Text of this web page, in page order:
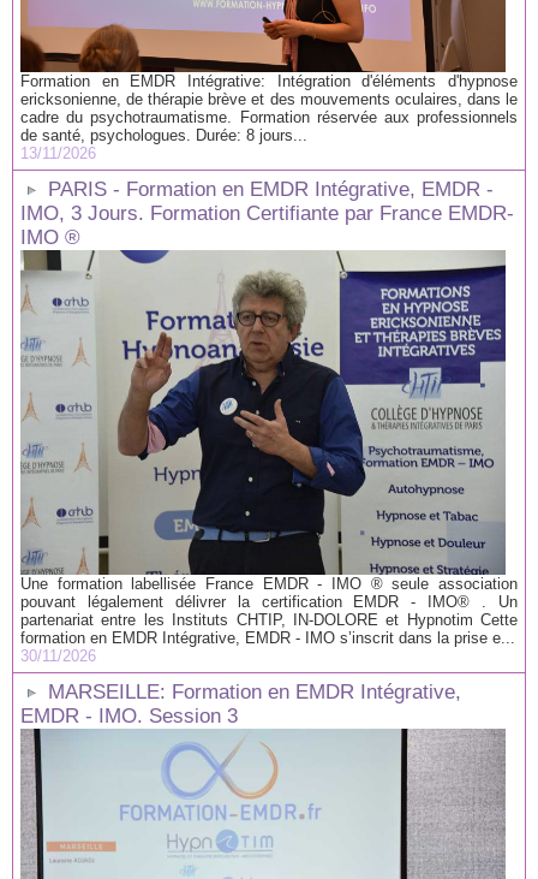
Formation en EMDR Intégrative: Intégration d'éléments d'hypnose
ericksonienne, de thérapie brève et des mouvements oculaires, dans le
cadre du psychotraumatisme. Formation réservée aux professionnels
de santé, psychologues. Durée: 8 jours...
13/11/2026
PARIS - Formation en EMDR Intégrative, EMDR -
IMO, 3 Jours. Formation Certifiante par France EMDR-
IMO ®
Une formation labellisée France EMDR - IMO ® seule association
pouvant légalement délivrer la certification EMDR - IMO® . Un
partenariat entre les Instituts CHTIP, IN-DOLORE et Hypnotim Cette
formation en EMDR Intégrative, EMDR - IMO s’inscrit dans la prise e...
30/11/2026
MARSEILLE: Formation en EMDR Intégrative,
EMDR - IMO. Session 3